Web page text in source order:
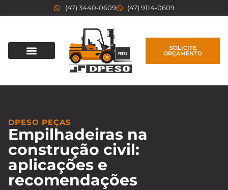
(47) 3440-0609 (47) 9114-0609
SOLICITE
ORÇAMENTO
DPESO PEÇAS
Empilhadeiras na
construção civil:
aplicações e
recomendações